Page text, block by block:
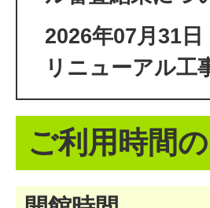
2026年07月31日
リニューアル工
ご利用時間